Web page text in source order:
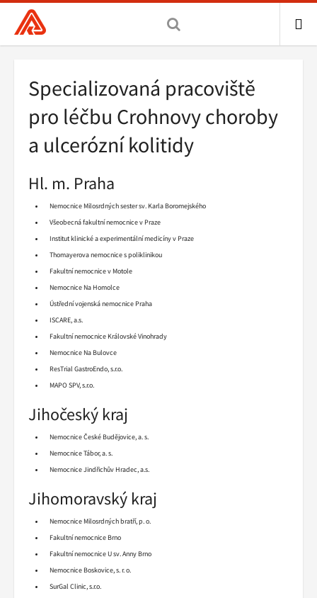
Všeobecná
zdravotní
hlavní
stránka
Drobečková
navigace
Specializovaná pracoviště
pro léčbu Crohnovy choroby
a ulcerózní kolitidy
Hl. m. Praha
Nemocnice Milosrdných sester sv. Karla Boromejského
Všeobecná fakultní nemocnice v Praze
Institut klinické a experimentální medicíny v Praze
Thomayerova nemocnice s poliklinikou
Fakultní nemocnice v Motole
Nemocnice Na Homolce
Ústřední vojenská nemocnice Praha
ISCARE, a.s.
Fakultní nemocnice Královské Vinohrady
Nemocnice Na Bulovce
ResTrial GastroEndo, s.r.o.
MAPO SPV, s.r.o.
Jihočeský kraj
Nemocnice České Budějovice, a. s.
Nemocnice Tábor, a. s.
Nemocnice Jindřichův Hradec, a.s.
Jihomoravský kraj
Nemocnice Milosrdných bratří, p. o.
Fakultní nemocnice Brno
Fakultní nemocnice U sv. Anny Brno
Nemocnice Boskovice, s. r. o.
SurGal Clinic, s.r.o.